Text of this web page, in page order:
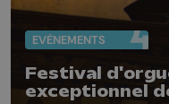
EVÈNEMENTS
Festival
exceptionnel